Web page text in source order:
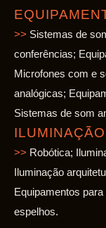
>> Sistemas de
conferências;
Microfones com e
analógicas;
Sistemas de som
ILUMINAÇÃO
>> Robótica;
Iluminação
Equipamentos
espelhos.